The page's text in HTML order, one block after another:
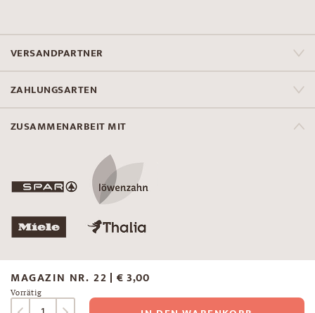
MAGAZIN NR. 22 €3,00
Vorrätig
Magazin
VERSANDPARTNER
ZAHLUNGSARTEN
ZUSAMMENARBEIT MIT
KONTAKT
B2B & WIEDERVERKÄUFER
VERSAND & ZAHLUNG